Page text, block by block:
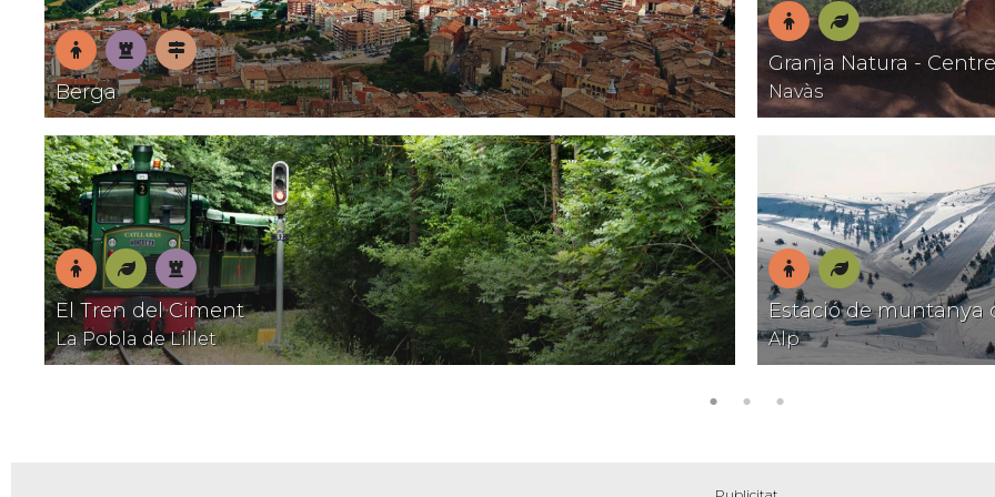
En
família
Patrimoni
Pobles
amb
encant
Berga
En
família
NaturaPatrimoni
El Tren del Ciment
La Pobla de Lillet
En
família
Natura
Granja Natura -
Navàs
En
família
Natura
Estació de muntanya
Alp